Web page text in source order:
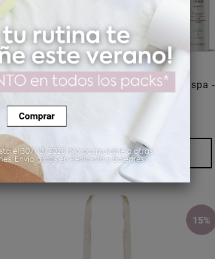
Pack Tratamiento Para la Caspa -
Comprar